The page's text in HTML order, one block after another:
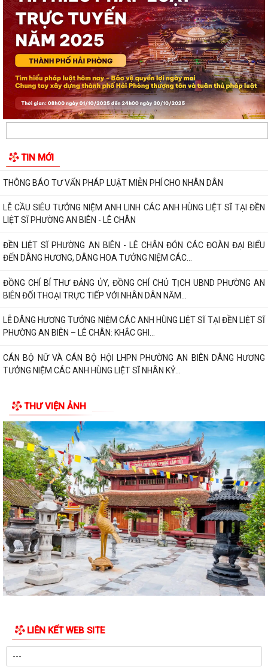
TIN MỚI
ảnh nghệ thuật cấp quốc gia “Tự hào...
ĐỒNG CHÍ PHÓ BÍ THƯ THƯỜNG TRỰC ĐẢNG ỦY PHƯỜNG DỰ SINH
HOẠT CHI BỘ THÁNG 8 TẠI CHI BỘ TRƯỜNG MẦM...
UBND phường An Biên lập Điều chỉnh cục bộ quy hoạch phân khu tỷ lệ
1/2.000 quận Lê Chân đến năm 2040
Thông báo về việc tăng cường bảo đảm trật tự an toàn giao thông,
trật tự đường hè trên địa bàn...
thuê mặt bằng của Công ty Cổ...
THÔNG BÁO TƯ VẤN PHÁP LUẬT MIỄN PHÍ CHO NHÂN DÂN
LỄ CẦU SIÊU TƯỞNG NIỆM ANH LINH CÁC ANH HÙNG LIỆT SĨ TẠI ĐỀN
LIỆT SĨ PHƯỜNG AN BIÊN - LÊ CHÂN
ĐỀN LIỆT SĨ PHƯỜNG AN BIÊN - LÊ CHÂN ĐÓN CÁC ĐOÀN ĐẠI BIỂU
ĐẾN DÂNG HƯƠNG, DÂNG HOA TƯỞNG NIỆM CÁC...
ĐỒNG CHÍ BÍ THƯ ĐẢNG ỦY, ĐỒNG CHÍ CHỦ TỊCH UBND PHƯỜNG AN
BIÊN ĐỐI THOẠI TRỰC TIẾP VỚI NHÂN DÂN NĂM...
LỄ DÂNG HƯƠNG TƯỞNG NIỆM CÁC ANH HÙNG LIỆT SĨ TẠI ĐỀN LIỆT SĨ
PHƯỜNG AN BIÊN – LÊ CHÂN: KHẮC GHI...
CÁN BỘ NỮ VÀ CÁN BỘ HỘI LHPN PHƯỜNG AN BIÊN DÂNG HƯƠNG
TƯỞNG NIỆM CÁC ANH HÙNG LIỆT SĨ NHÂN KỶ...
TIẾN ĐỘ GIẢI PHÓNG MẶT BẰNG DỰ ÁN TUYẾN...
TRAO TẶNG QUÀ TRI ÂN THƯƠNG BINH, GIA ĐÌNH LIỆT SĨ CÓ HOÀN
CẢNH KHÓ KHĂN NHÂN KỶ NIỆM 79 NĂM NGÀY...
PHƯỜNG AN BIÊN TRIỂN KHAI CÔNG TÁC PHỤC VỤ LỄ DÂNG HƯƠNG
VÀ LỄ CẦU SIÊU TẠI ĐỀN LIỆT SĨ PHƯỜNG AN...
Phường An Biên triển khai kế hoạch duy trì mô hình “Vỉa hè sạch đẹp -
Người đi bộ an toàn”
Thông báo về việc tổ chức Lễ Dâng hương và Lễ Cầu siêu Nhân kỷ niệm
79 năm Ngày Thương binh - Liệt...
PHƯỜNG AN BIÊN: TRANG CẤP MÁY TÍNH CHO 100% TỔ DÂN PHỐ –
HƯỚNG MẠNH VỀ CƠ SỞ, LAN TỎA CHUYỂN ĐỔI SỐ...
TẠO ĐỘT PHÁ TRONG NÂNG CAO HIỆU QUẢ CÔNG...
ĐẢNG UỶ PHƯỜNG AN BIÊN CHÚ TRỌNG BỒI DƯỠNG LÝ LUẬN CHÍNH
THƯ VIỆN ẢNH
LIÊN KẾT WEB SITE